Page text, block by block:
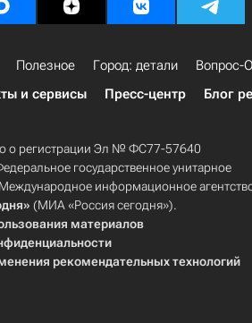
Полезное Город: детали Вопрос-
и сервисы Пресс-центр Блог
о регистрации Эл № ФС77-57640
государственное унитарное
информационное
(МИА «Россия сегодня»).
материалов
рекомендательных технологий